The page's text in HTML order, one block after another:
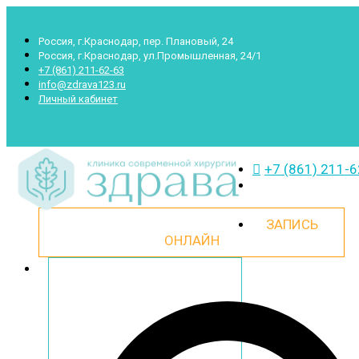
Россия, г.Краснодар, пер. Плановый, 24
Россия, г.Краснодар, ул.Промышленная, 24/1
+7 (861) 211-62-63
info@zdrava123.ru
Личный кабинет
+7 (861) 211-
ЗАПИСЬ
ОНЛАЙН